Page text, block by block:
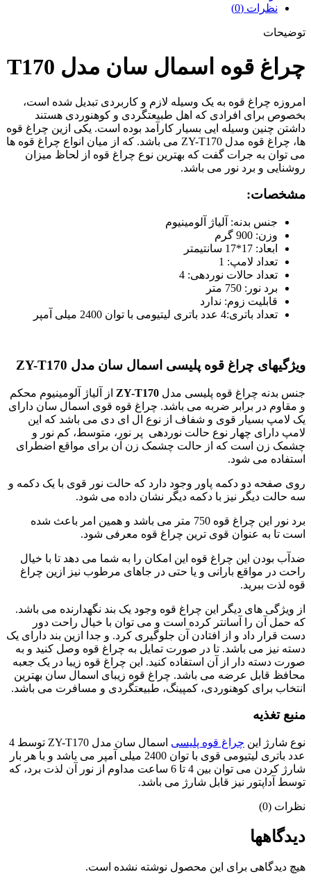
نظرات (0)
توضیحات
چراغ قوه اسمال سان مدل T170
امروزه چراغ قوه به یک وسیله لازم و کاربردی تبدیل شده است،
بخصوص برای افرادی که اهل طبیعتگردی و کوهنوردی هستند
داشتن چنین وسیله ایی بسیار کارآمد بوده است. یکی ازین چراغ قوه
ها، چراغ قوه مدل ZY-T170 می باشد. که از میان انواع چراغ قوه ها
می توان به جرات گفت که بهترین نوع چراغ قوه از لحاظ میزان
روشنایی و برد نور می باشد.
مشخصات:
جنس بدنه: آلیاژ آلومینیوم
وزن: 900 گرم
ابعاد: 17*17 سانتیمتر
تعداد لامپ: 1
تعداد حالات نوردهی: 4
برد نور: 750 متر
قابلیت زوم: ندارد
تعداد باتری:4 عدد باتری لیتیومی با توان 2400 میلی آمپر
ویژگیهای چراغ قوه پلیسی اسمال سان مدل ZY-T170
جنس بدنه چراغ قوه پلیسی مدل ZY-T170 از آلیاژ آلومینیوم محکم
و مقاوم در برابر ضربه می باشد. چراغ قوه قوی اسمال سان دارای
یک لامپ بسیار قوی و شفاف از نوع ال ای دی می باشد که این
لامپ دارای چهار نوع حالت نوردهی پر نور، متوسط، کم نور و
چشمک زن است که از حالت چشمک زن آن برای مواقع اضطرای
استفاده می شود.
روی صفحه دو دکمه پاور وجود دارد که حالت نور قوی با یک دکمه و
سه حالت دیگر نیز با دکمه دیگر نشان داده می شود.
برد نور این چراغ قوه 750 متر می باشد و همین امر باعث شده
است تا به عنوان قوی ترین چراغ قوه معرفی شود.
ضدآب بودن این چراغ قوه این امکان را به شما می دهد تا با خیال
راحت در مواقع بارانی و یا حتی در جاهای مرطوب نیز ازین چراغ
قوه لذت ببرید.
از ویژگی های دیگر این چراغ قوه وجود یک بند نگهدارنده می باشد.
که حمل آن را آسانتر کرده است و می توان با خیال راحت دور
دست قرار داد و از افتادن آن جلوگیری کرد. و جدا ازین بند دارای یک
دسته نیز می باشد. تا در صورت تمایل به چراغ قوه وصل کنید و به
صورت دسته دار از آن استفاده کنید. این چراغ قوه زیبا در یک جعبه
محافظ قابل عرضه می باشد. چراغ قوه زیبای اسمال سان بهترین
انتخاب برای کوهنوردی، کمپینگ، طبیعتگردی و مسافرت می باشد.
منبع تغذیه
نوع شارژ این چراغ قوه پلیسی
اسمال سان مدل ZY-T170 توسط 4
عدد باتری لیتیومی قوی با توان 2400 میلی آمپر می باشد و با هر بار
شارژ کردن می توان بین 4 تا 6 ساعت مداوم از نور آن لذت برد، که
توسط آداپتور نیز قابل شارژ می باشد.
نظرات (0)
دیدگاهها
هیچ دیدگاهی برای این محصول نوشته نشده است.